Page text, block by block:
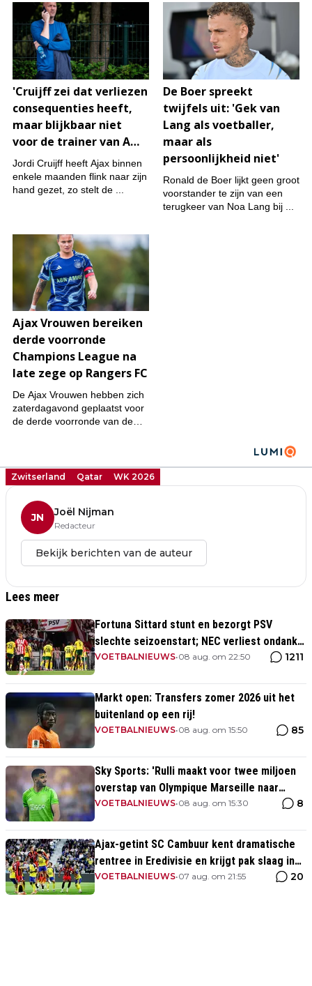
Zwitserland Qatar WK 2026
JN Joël Nijman
Redacteur
Bekijk berichten van de auteur
Lees meer
Fortuna Sittard stunt en bezorgt PSV
slechte seizoenstart; NEC verliest ondanks
assist Tadic
VOETBALNIEUWS•08 aug. om 22:50 1211
Markt open: Transfers zomer 2026 uit het
buitenland op een rij!
VOETBALNIEUWS•08 aug. om 15:50 85
Sky Sports: 'Rulli maakt voor twee miljoen
overstap van Olympique Marseille naar
Manchester City'
VOETBALNIEUWS•08 aug. om 15:30 8
Ajax-getint SC Cambuur kent dramatische
rentree in Eredivisie en krijgt pak slaag in
eigen huis
VOETBALNIEUWS•07 aug. om 21:55 20